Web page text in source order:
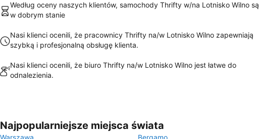
Według oceny naszych klientów, samochody Thrifty w/na Lotnisko Wilno są
w dobrym stanie
Nasi klienci ocenili, że pracownicy Thrifty na/w Lotnisko Wilno zapewniają
szybką i profesjonalną obsługę klienta.
Nasi klienci ocenili, że biuro Thrifty na/w Lotnisko Wilno jest łatwe do
odnalezienia.
Najpopularniejsze miejsca świata
Warszawa
Bergamo